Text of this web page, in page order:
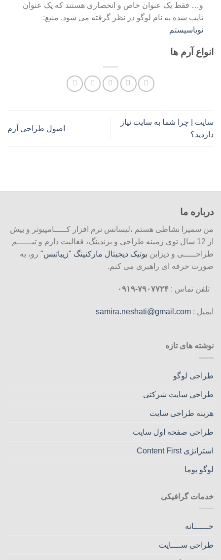
و… فقط یک عنوان خاص و انحصاری هستند که یک عنوان
تایپ شده به نام لوگو در نظر گرفته می شود. منبع:
نویاسیستم
انواع آرم ها
سایت | چرا شما به سایت نیاز
داردید؟
اصول طراحی آرم
درباره ما
من سمیرا نشاطی هستم ،لیسانس نرم افزار کـــــامپیوتر و بیش
از 12 سال توی زمینه طراحی و برندینگ، فعالیت دارم و تیــــــم
طراحـــــی و دیزاین بوتیک دیجیتال مارکتینگ "زیباتیس" رو، به
صورت حرفه ای راهبری می کنم.
تلفن تماس : ۷۹۰۷۷۲۴-۰۹۱۹
ایمیل : samira.neshati@gmail.com
نوشته های تازه
طراحی لوگو
طراحی سایت شرکتی
هزینه طراحی سایت
طراحی صفحه اول سایت
استراتژی Content First
لوگو پوما
خدمات گرافیکی
خــــــانه
طراحی ســــایت